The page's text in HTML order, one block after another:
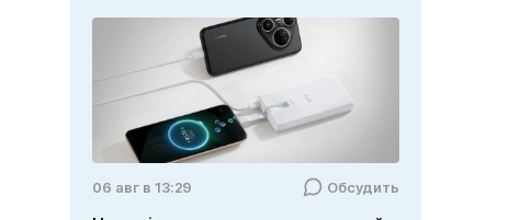
06 авг в 13:29 Обсудить